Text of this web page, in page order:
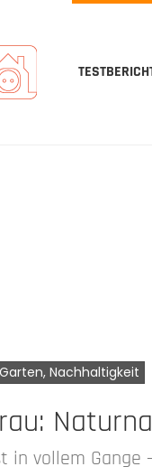
Garten, Nachhaltigkeit
in vollem